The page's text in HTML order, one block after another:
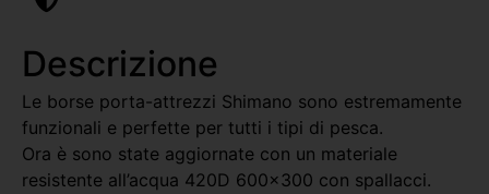
Descrizione
Le borse porta-attrezzi Shimano sono estremamente
funzionali e perfette per tutti i tipi di pesca.
Ora è sono state aggiornate con un materiale
resistente all’acqua 420D 600×300 con spallacci.